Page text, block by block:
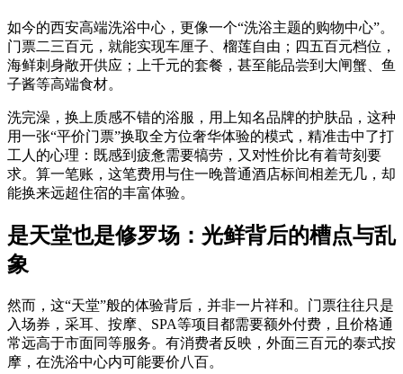
如今的西安高端洗浴中心，更像一个“洗浴主题的购物中心”。
门票二三百元，就能实现车厘子、榴莲自由；四五百元档位，
海鲜刺身敞开供应；上千元的套餐，甚至能品尝到大闸蟹、鱼
子酱等高端食材。
洗完澡，换上质感不错的浴服，用上知名品牌的护肤品，这种
用一张“平价门票”换取全方位奢华体验的模式，精准击中了打
工人的心理：既感到疲惫需要犒劳，又对性价比有着苛刻要
求。算一笔账，这笔费用与住一晚普通酒店标间相差无几，却
能换来远超住宿的丰富体验。
是天堂也是修罗场：光鲜背后的槽点与乱
象
然而，这“天堂”般的体验背后，并非一片祥和。门票往往只是
入场券，采耳、按摩、SPA等项目都需要额外付费，且价格通
常远高于市面同等服务。有消费者反映，外面三百元的泰式按
摩，在洗浴中心内可能要价八百。